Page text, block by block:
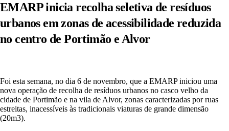
EMARP inicia recolha seletiva de resíduos
urbanos em zonas de acessibilidade reduzida
no centro de Portimão e Alvor
Foi esta semana, no dia 6 de novembro, que a EMARP iniciou uma
nova operação de recolha de resíduos urbanos no casco velho da
cidade de Portimão e na vila de Alvor, zonas caracterizadas por ruas
estreitas, inacessíveis às tradicionais viaturas de grande dimensão
(20m3).